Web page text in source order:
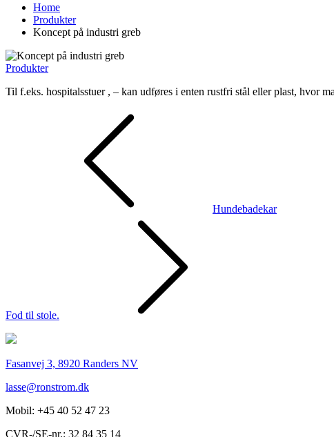
Home
Produkter
Koncept på industri greb
Produkter
Til f.eks. hospitalsstuer , – kan udføres i enten rustfri stål eller plast, hvor
Indlægsnavigation
Hundebadekar
Fod til stole.
Fasanvej 3, 8920 Randers NV
kd.mortsnor
@essal
Mobil: +45 40 52 47 23
CVR-/SE-nr.: 32 84 35 14